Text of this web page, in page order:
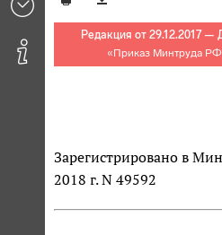
Редакция от 29.12.2017 —
«Приказ Минтруда
Зарегистрировано в
2018 г. N 49592